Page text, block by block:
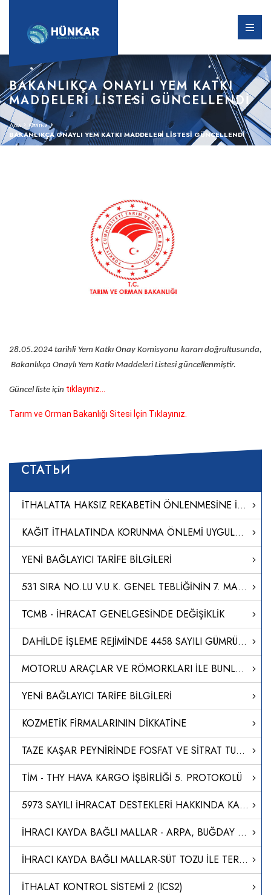
BAKANLIKÇA ONAYLI YEM KATKI
MADDELERİ LİSTESİ GÜNCELLENDİ
Дом
Статьи
BAKANLIKÇA ONAYLI YEM KATKI MADDELERİ LİSTESİ GÜNCELLENDİ
СТАТЬИ
İTHALATTA HAKSIZ REKABETİN ÖNLENMESİNE İLİŞKİN TEBLİĞ (NO: 2024/20)
KAĞIT İTHALATINDA KORUNMA ÖNLEMİ UYGULANMASINA İLİŞKİN KARAR (KARAR SAYISI: 8651)
YENİ BAĞLAYICI TARİFE BİLGİLERİ
531 SIRA NO.LU V.U.K. GENEL TEBLİĞİNİN 7. MADDESİNİN (1) NUMARALI FIKRASININ (A) VE (B) BENDİ UYARINCA BELİRLENEN TEMİNAT VERME SÜRELERİNİN MÜCBİR SEBEP İLAN EDİLEN YERLERDE UZATILMASI HAKKINDA SİRKÜLER YAYIMLANDI.
TCMB - İHRACAT GENELGESİNDE DEĞİŞİKLİK
DAHİLDE İŞLEME REJİMİNDE 4458 SAYILI GÜMRÜK KANUNU`NUN 238. MADDESİNİN BİRİNCİ FIKRASININ TATBİKİ HK
MOTORLU ARAÇLAR VE RÖMORKLARI İLE BUNLAR İÇİN TASARLANAN AKSAM, SİSTEM VE AYRI TEKNİK ÜNİTELERİN GENEL GÜVENLİĞİ VE KORUNMASIZ KARAYOLU KULLANICILARININ VE YOLCULARIN KORUNMASI İLE İLGİLİ TİP ONAYI YÖNETMELİĞİ (AB/2019/2144)’NDE DEĞİŞİKLİK YAPILMASINA DAİ
YENİ BAĞLAYICI TARİFE BİLGİLERİ
KOZMETİK FİRMALARININ DİKKATİNE
TAZE KAŞAR PEYNİRİNDE FOSFAT VE SİTRAT TUZLARININ TESPİTİNE İLİŞKİN ANALİZ METODU GELİŞTİRİLDİ
TİM - THY HAVA KARGO İŞBİRLİĞİ 5. PROTOKOLÜ
5973 SAYILI İHRACAT DESTEKLERİ HAKKINDA KARARA İLİŞKİN GENELGELERDE DEĞİŞİKLİK YAPILMASI
İHRACI KAYDA BAĞLI MALLAR - ARPA, BUĞDAY VE BU ÜRÜNLERİN KIRIKLARI
İHRACI KAYDA BAĞLI MALLAR-SÜT TOZU İLE TEREYAĞI İHRACATI
İTHALAT KONTROL SİSTEMİ 2 (ICS2)
28.05.2024 tarihli Yem Katkı Onay Komisyonu kararı doğrultusunda,
Bakanlıkça Onaylı Yem Katkı Maddeleri Listesi güncellenmiştir.
​Güncel liste için tıklayınız...
Tarım ve Orman Bakanlığı Sitesi İçin Tıklayınız.